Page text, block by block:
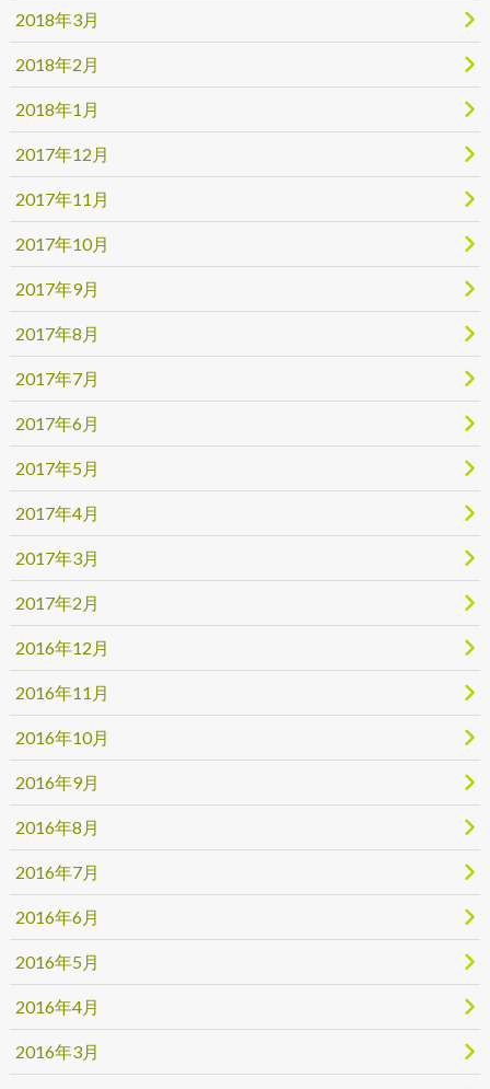
2018年3月
2018年2月
2018年1月
2017年12月
2017年11月
2017年10月
2017年9月
2017年8月
2017年7月
2017年6月
2017年5月
2017年4月
2017年3月
2017年2月
2016年12月
2016年11月
2016年10月
2016年9月
2016年8月
2016年7月
2016年6月
2016年5月
2016年4月
2016年3月